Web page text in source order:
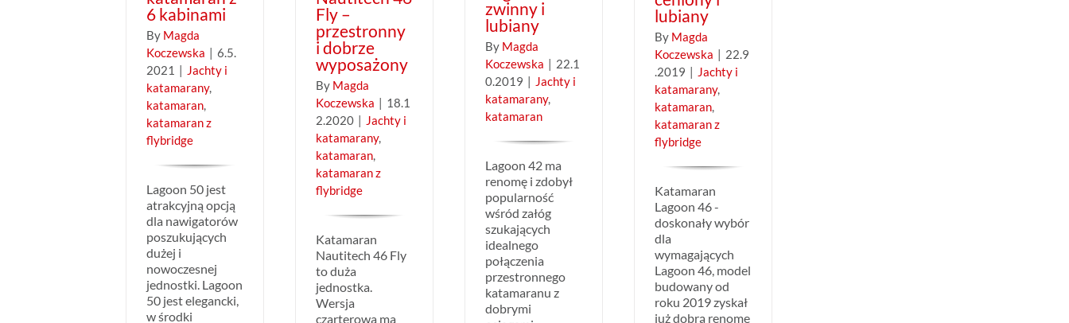
6 kabinami
By Magda
Koczewska
6.5.
2021
Jachty i
katamarany,
katamaran,
katamaran z
flybridge
Lagoon 50 jest
atrakcyjną opcją
dla nawigatorów
poszukujących
dużej i
nowoczesnej
jednostki. Lagoon
50 jest elegancki,
w środki
Fly –
przestronny
i dobrze
wyposażony
By Magda
Koczewska
18.1
2.2020
Jachty i
katamarany,
katamaran,
katamaran z
flybridge
Katamaran
Nautitech 46 Fly
to duża
jednostka.
Wersja
czarterowa ma
zwinny i
lubiany
By Magda
Koczewska | 22.1
0.2019 | Jachty i
katamarany,
katamaran
Lagoon 42 ma
renomę i zdobył
popularność
wśród załóg
szukających
idealnego
połączenia
przestronnego
katamaranu z
dobrymi
lubiany
By Magda
Koczewska | 22.9
.2019 | Jachty i
katamarany,
katamaran,
katamaran z
flybridge
Katamaran
Lagoon 46 -
doskonały wybór
dla
wymagających
Lagoon 46, model
budowany od
roku 2019 zyskał
już dobrą renomę